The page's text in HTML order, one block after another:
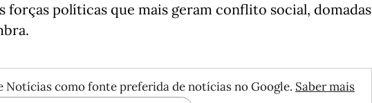
forças políticas que mais geram conflito social, domadas
Notícias como fonte preferida de notícias no Google. Saber mais